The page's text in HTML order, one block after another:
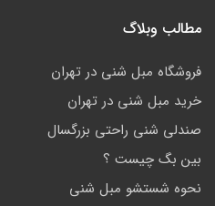
مطالب وبلاگ
فروشگاه مبل شنی در تهران
خرید مبل شنی در تهران
صندلی شنی راحتی بزرگسال
بین بگ چیست ؟
نحوه شستشو مبل شنی